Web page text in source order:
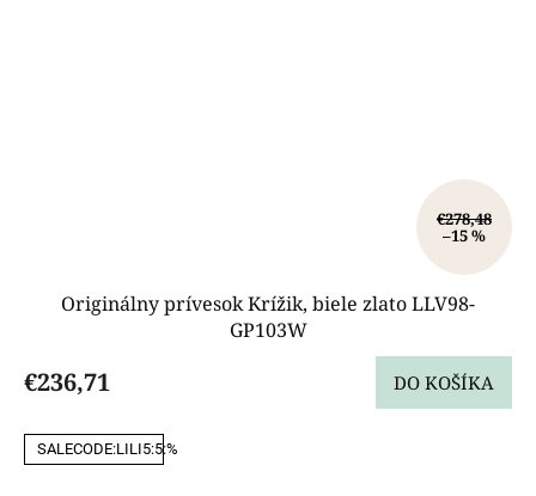
€278,48
–15 %
Originálny prívesok Krížik, biele zlato LLV98-
GP103W
€236,71 DO KOŠÍKA
SALECODE:LILI5:5:%